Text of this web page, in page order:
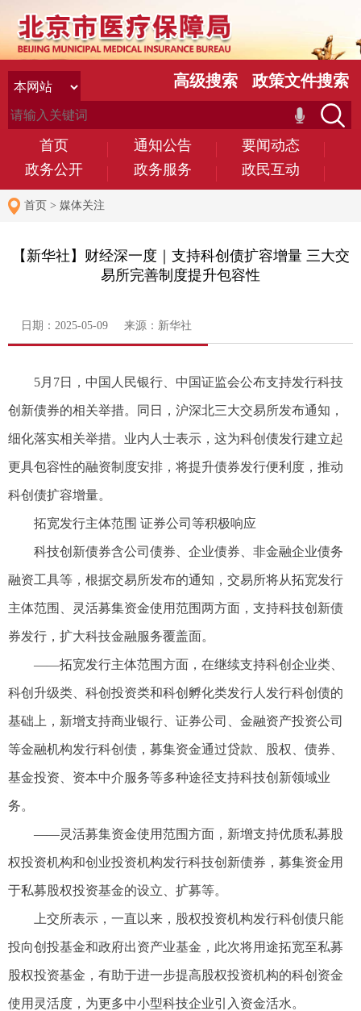
首页 通知公告
要闻动态
政务公开
政务服务 政民互动
高级搜索 政策文件搜索
首页 > 媒体关注
【新华社】财经深一度｜支持科创债扩容增量 三大交
易所完善制度提升包容性
日期：2025-05-09 来源：新华社
5月7日，中国人民银行、中国证监会公布支持发行科技
创新债券的相关举措。同日，沪深北三大交易所发布通知，
细化落实相关举措。业内人士表示，这为科创债发行建立起
更具包容性的融资制度安排，将提升债券发行便利度，推动
科创债扩容增量。
拓宽发行主体范围 证券公司等积极响应
科技创新债券含公司债券、企业债券、非金融企业债务
融资工具等，根据交易所发布的通知，交易所将从拓宽发行
主体范围、灵活募集资金使用范围两方面，支持科技创新债
券发行，扩大科技金融服务覆盖面。
——拓宽发行主体范围方面，在继续支持科创企业类、
科创升级类、科创投资类和科创孵化类发行人发行科创债的
基础上，新增支持商业银行、证券公司、金融资产投资公司
等金融机构发行科创债，募集资金通过贷款、股权、债券、
基金投资、资本中介服务等多种途径支持科技创新领域业
务。
——灵活募集资金使用范围方面，新增支持优质私募股
权投资机构和创业投资机构发行科技创新债券，募集资金用
于私募股权投资基金的设立、扩募等。
上交所表示，一直以来，股权投资机构发行科创债只能
投向创投基金和政府出资产业基金，此次将用途拓宽至私募
股权投资基金，有助于进一步提高股权投资机构的科创资金
使用灵活度，为更多中小型科技企业引入资金活水。